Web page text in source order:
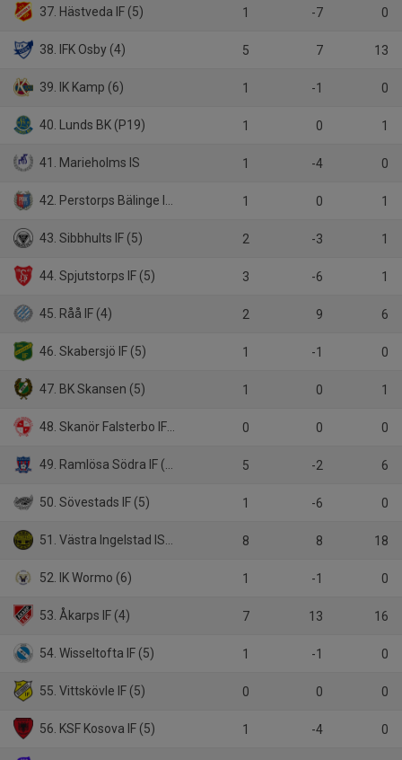
37. Hästveda IF (5) 1 -7 0
38. IFK Osby (4) 5 7 13
39. IK Kamp (6) 1 -1 0
40. Lunds BK (P19) 1 0 1
41. Marieholms IS 1 -4 0
42. Perstorps Bälinge IK (5) 1 0 1
43. Sibbhults IF (5) 2 -3 1
44. Spjutstorps IF (5) 3 -6 1
45. Råå IF (4) 2 9 6
46. Skabersjö IF (5) 1 -1 0
47. BK Skansen (5) 1 0 1
48. Skanör Falsterbo IF (5) 0 0 0
49. Ramlösa Södra IF (4) 5 -2 6
50. Sövestads IF (5) 1 -6 0
51. Västra Ingelstad IS (4) 8 8 18
52. IK Wormo (6) 1 -1 0
53. Åkarps IF (4) 7 13 16
54. Wisseltofta IF (5) 1 -1 0
55. Vittskövle IF (5) 0 0 0
56. KSF Kosova IF (5) 1 -4 0